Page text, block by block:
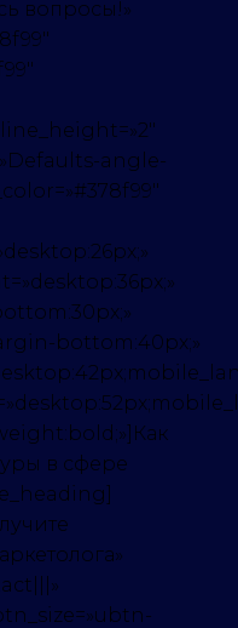
вопросы!»
angle-
bottom:40px;»
в сфере